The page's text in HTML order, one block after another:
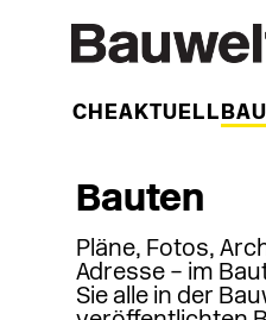
WOCHEAKTUELL
Bauten
Pläne, Fotos,
Adresse – im
Sie alle in der